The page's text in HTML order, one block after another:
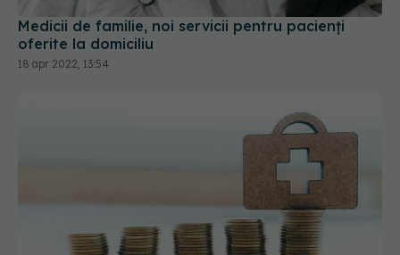
Medicii de familie, noi servicii pentru pacienți
oferite la domiciliu
18 apr 2022, 13:54